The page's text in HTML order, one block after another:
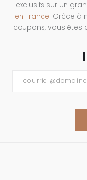
exclusifs sur un
en France. Grâce à
coupons, vous êtes